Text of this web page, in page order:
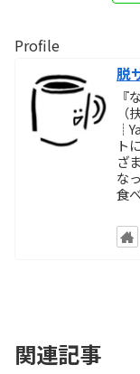
Profile
脱
『
ト
ざ
な
食
関連記事